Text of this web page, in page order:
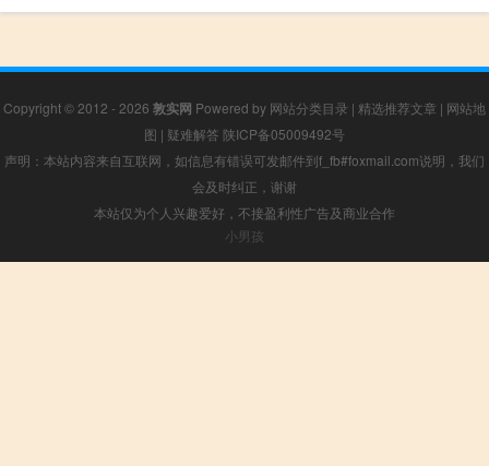
Copyright © 2012 - 2026 敦实网 Powered by 网站分类目录 | 精选推荐文章 | 网站地
图 | 疑难解答 陕ICP备05009492号
声明：本站内容来自互联网，如信息有错误可发邮件到f_fb#foxmail.com说明，我们
会及时纠正，谢谢
本站仅为个人兴趣爱好，不接盈利性广告及商业合作
小男孩